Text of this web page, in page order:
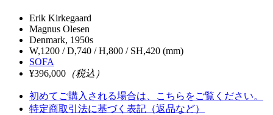
Erik Kirkegaard
Magnus Olesen
Denmark, 1950s
W,1200 / D,740 / H,800 / SH,420 (mm)
SOFA
¥396,000 （税込）
初めてご購入される場合は、こちらをご覧ください。
特定商取引法に基づく表記（返品など）